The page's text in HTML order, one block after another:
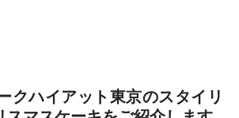
クハイアット東京のスタイリ